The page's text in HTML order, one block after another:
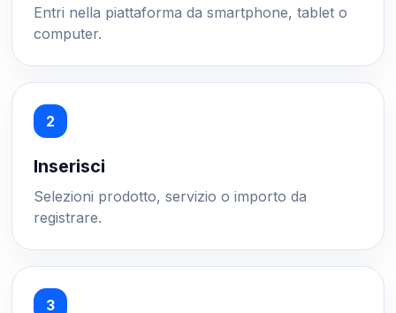
Entri nella piattaforma da smartphone, tablet o
computer.
Inserisci
Selezioni prodotto, servizio o importo da
registrare.